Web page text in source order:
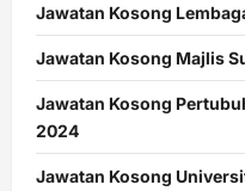
Jawatan Kosong
Jawatan Kosong Majlis
Jawatan Kosong
2024
Jawatan Kosong